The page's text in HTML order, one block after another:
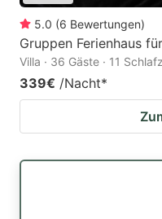
5.0 (6 Bewertungen)
Gruppen Ferienhaus
Villa · 36 Gäste · 11
339€ /Nacht*